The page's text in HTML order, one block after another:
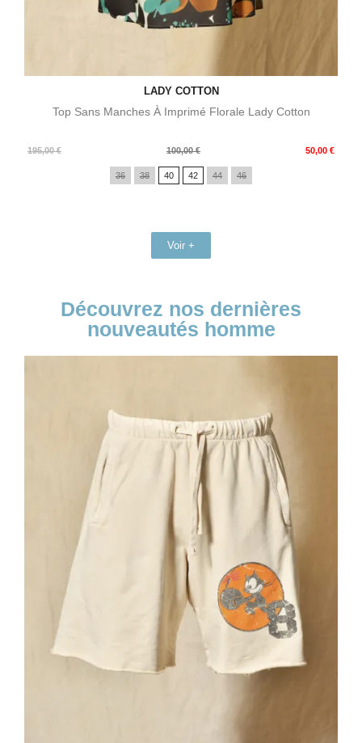
LADY COTTON
Top Sans Manches À Imprimé Florale Lady Cotton
195,00 €
Prix
100,00 € 50,00 €
Prix
36 38 40 42 44 46
Voir +
Découvrez nos dernières
nouveautés homme